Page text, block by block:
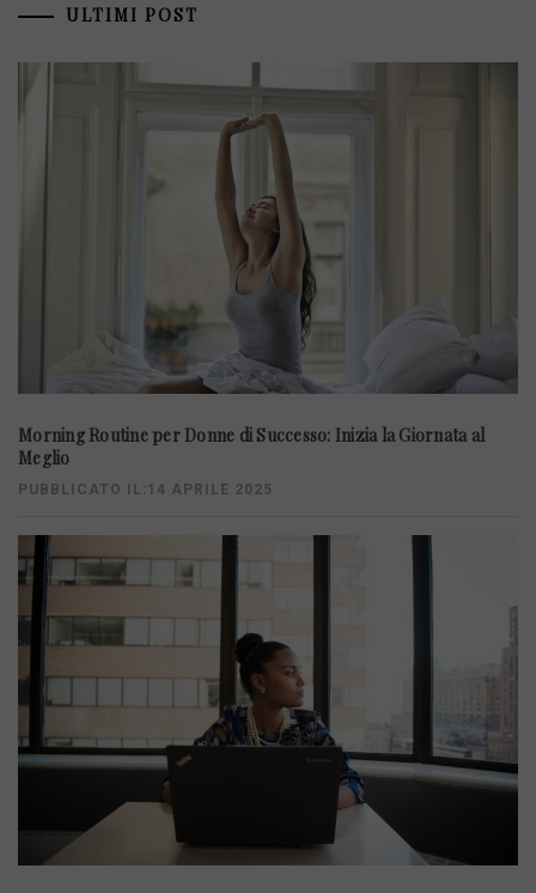
ULTIMI POST
Morning Routine per Donne di Successo: Inizia la Giornata al
Meglio
PUBBLICATO IL:14 APRILE 2025